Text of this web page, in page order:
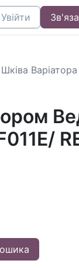
Увійти
Варіатора